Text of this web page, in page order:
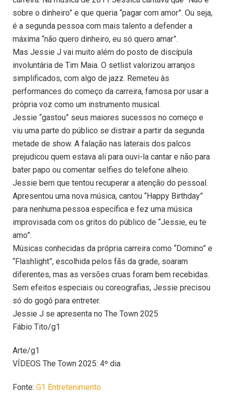
sobre o dinheiro” e que queria “pagar com amor”. Ou seja,
é a segunda pessoa com mais talento a defender a
máxima “não quero dinheiro, eu só quero amar”.
Mas Jessie J vai muito além do posto de discípula
involuntária de Tim Maia. O setlist valorizou arranjos
simplificados, com algo de jazz. Remeteu às
performances do começo da carreira, famosa por usar a
própria voz como um instrumento musical.
Jessie “gastou” seus maiores sucessos no começo e
viu uma parte do público se distrair a partir da segunda
metade de show. A falação nas laterais dos palcos
prejudicou quem estava ali para ouvi-la cantar e não para
bater papo ou comentar selfies do telefone alheio.
Jessie bem que tentou recuperar a atenção do pessoal.
Apresentou uma nova música, cantou “Happy Birthday”
para nenhuma pessoa específica e fez uma música
improvisada com os gritos do público de “Jessie, eu te
amo”.
Músicas conhecidas da própria carreira como “Domino” e
“Flashlight”, escolhida pelos fãs da grade, soaram
diferentes, mas as versões cruas foram bem recebidas.
Sem efeitos especiais ou coreografias, Jessie precisou
só do gogó para entreter.
Jessie J se apresenta no The Town 2025
Fábio Tito/g1
Arte/g1
VÍDEOS The Town 2025: 4º dia
Fonte: G1 Entretenimento